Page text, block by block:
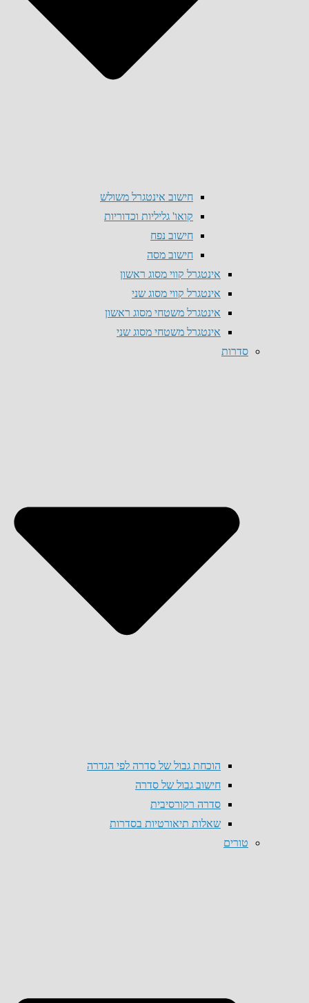
חישוב אינטגרל משולש
קואו' גליליות וכדוריות
חישוב נפח
חישוב מסה
אינטגרל קווי מסוג ראשון
אינטגרל קווי מסוג שני
אינטגרל משטחי מסוג ראשון
אינטגרל משטחי מסוג שני
סדרות
הוכחת גבול של סדרה לפי הגדרה
חישוב גבול של סדרה
סדרה רקורסיבית
שאלות תיאורטיות בסדרות
טורים